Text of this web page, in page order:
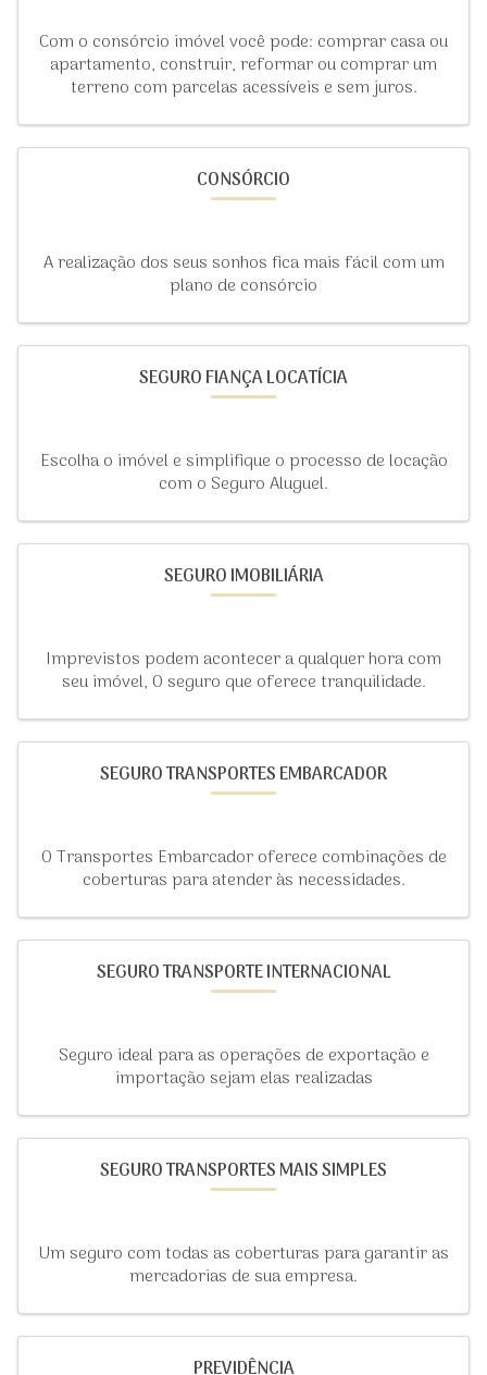
Com o consórcio imóvel você pode: comprar casa ou
apartamento, construir, reformar ou comprar um
terreno com parcelas acessíveis e sem juros.
CONSÓRCIO
A realização dos seus sonhos fica mais fácil com um
plano de consórcio
SEGURO FIANÇA LOCATÍCIA
Escolha o imóvel e simplifique o processo de locação
com o Seguro Aluguel.
SEGURO IMOBILIÁRIA
Imprevistos podem acontecer a qualquer hora com
seu imóvel, O seguro que oferece tranquilidade.
SEGURO TRANSPORTES EMBARCADOR
O Transportes Embarcador oferece combinações de
coberturas para atender às necessidades.
SEGURO TRANSPORTE INTERNACIONAL
Seguro ideal para as operações de exportação e
importação sejam elas realizadas
SEGURO TRANSPORTES MAIS SIMPLES
Um seguro com todas as coberturas para garantir as
mercadorias de sua empresa.